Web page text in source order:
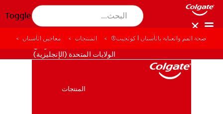
Toggle
الولايات المتحدة (الإنجليزية)
المنتجات
صحة الفم والعناية بالأسنان | كولجيت® المنتجات معاجين الأسنان